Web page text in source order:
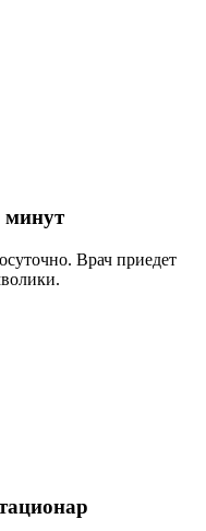
минут
Врач приедет